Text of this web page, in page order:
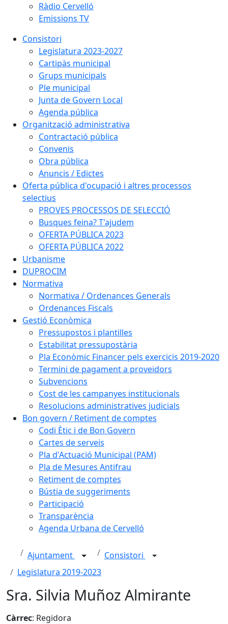
Ràdio Cervelló
Emissions TV
Consistori
Legislatura 2023-2027
Cartipàs municipal
Grups municipals
Ple municipal
Junta de Govern Local
Agenda pública
Organització administrativa
Contractació pública
Convenis
Obra pública
Anuncis / Edictes
Oferta pública d'ocupació i altres processos
selectius
PROVES PROCESSOS DE SELECCIÓ
Busques feina? T'ajudem
OFERTA PÚBLICA 2023
OFERTA PÚBLICA 2022
Urbanisme
DUPROCIM
Normativa
Normativa / Ordenances Generals
Ordenances Fiscals
Gestió Econòmica
Pressupostos i plantilles
Estabilitat pressupostària
Pla Econòmic Financer pels exercicis 2019-2020
Termini de pagament a proveïdors
Subvencions
Cost de les campanyes institucionals
Resolucions administratives judicials
Bon govern / Retiment de comptes
Codi Ètic i de Bon Govern
Cartes de serveis
Pla d'Actuació Municipal (PAM)
Pla de Mesures Antifrau
Retiment de comptes
Bústia de suggeriments
Participació
Transparència
Agenda Urbana de Cervelló
Ajuntament
Consistori
Legislatura 2019-2023
Sra. Silvia Muñoz Almirante
Càrrec: Regidora